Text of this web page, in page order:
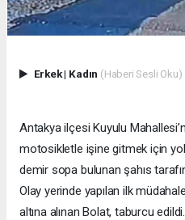
Erkek| Kadın (Haberi Sesli Oku)
Antakya ilçesi Kuyulu
motosikletle işine gitmek için
demir sopa bulunan şahıs
Olay yerinde yapılan ilk
altına alınan Bolat, taburcu